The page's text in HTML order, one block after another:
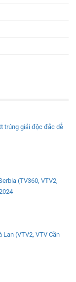
trúng giải độc đắc dễ
(TV360, VTV2,
(VTV2, VTV Cần